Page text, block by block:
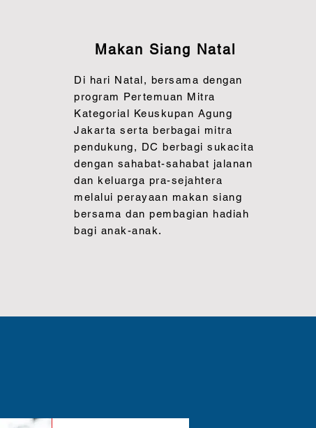
Makan Siang Natal
Di hari Natal, bersama dengan
program Pertemuan Mitra
Kategorial Keuskupan Agung
Jakarta serta berbagai mitra
pendukung, DC berbagi sukacita
dengan sahabat-sahabat jalanan
dan keluarga pra-sejahtera
melalui perayaan makan siang
bersama dan pembagian hadiah
bagi anak-anak.